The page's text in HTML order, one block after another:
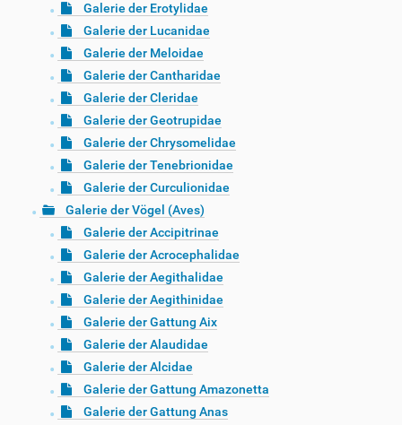
Galerie der Erotylidae
Galerie der Lucanidae
Galerie der Meloidae
Galerie der Cantharidae
Galerie der Cleridae
Galerie der Geotrupidae
Galerie der Chrysomelidae
Galerie der Tenebrionidae
Galerie der Curculionidae
Galerie der Vögel (Aves)
Galerie der Accipitrinae
Galerie der Acrocephalidae
Galerie der Aegithalidae
Galerie der Aegithinidae
Galerie der Gattung Aix
Galerie der Alaudidae
Galerie der Alcidae
Galerie der Gattung Amazonetta
Galerie der Gattung Anas